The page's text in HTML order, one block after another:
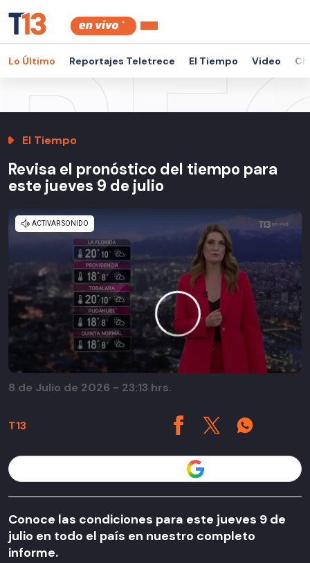
Lo Último Reportajes Teletrece El Tiempo Video
El Tiempo
Revisa el pronóstico del tiempo para
este jueves 9 de julio
T13
8 de Julio de 2026 - 23:13 hrs.
Conoce las condiciones para este jueves 9 de
julio en todo el país en nuestro completo
informe.